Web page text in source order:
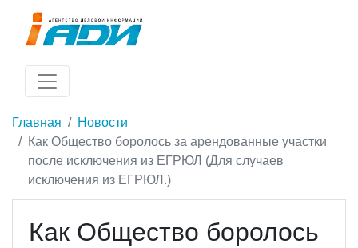
Главная
Новости
Как Общество боролось за арендованные участки
после исключения из ЕГРЮЛ (Для случаев
исключения из ЕГРЮЛ.)
Как Общество боролось